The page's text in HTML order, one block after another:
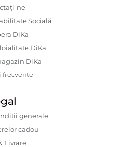
ne
Socială
DiKa
DiKa
DiKa
frecvente
generale
cadou
Livrare